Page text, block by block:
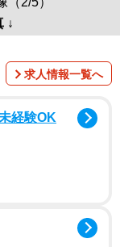
↓
求人情報一覧へ
経験OK